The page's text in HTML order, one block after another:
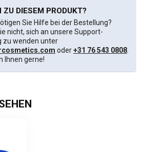
ZU DIESEM PRODUKT?
Sie Hilfe bei der Bestellung?
nicht, sich an unsere Support-
zu wenden unter
oder+31 76 543 0808
Ihnen gerne!